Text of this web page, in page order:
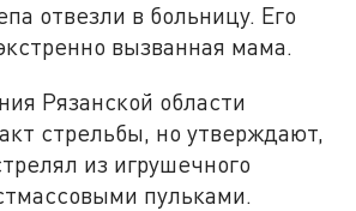
отвезли в больницу. Его
вызванная мама.
Рязанской области
стрельбы, но утверждают,
из игрушечного
пульками.